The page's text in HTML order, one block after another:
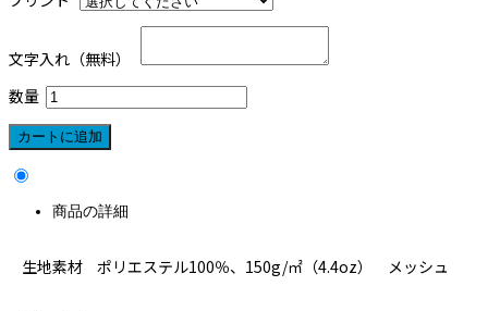
文字入れ（無料）
数量
商品の詳細
生地素材 ポリエステル100％、150g/㎡（4.4oz） メッシュ